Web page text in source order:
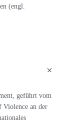
(engl.
geführt vom
Violence an der